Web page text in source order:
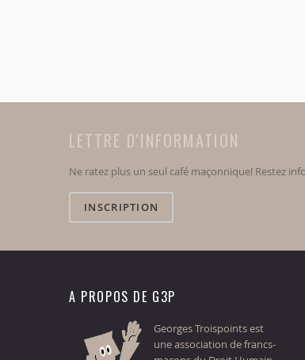
LETTRE D'INFORMATION
Ne ratez plus un seul café maçonnique! Restez
INSCRIPTION
A PROPOS DE G3P
Georges Troispoints est
une association de francs-